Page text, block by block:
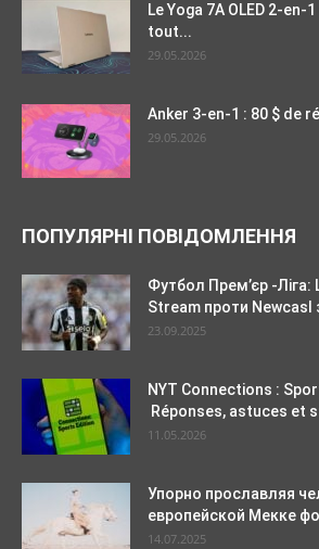
Le Yoga 7A OLED 2-en-
tout...
29.05.2026
Anker 3-en-1 : 80 $ de
29.05.2026
ПОПУЛЯРНІ ПОВІДОМЛЕННЯ
Футбол Прем’єр -Ліга:
Stream проти Newcasl
23.09.2025
NYT Connections :
Réponses, astuces et
11.05.2026
Упорно прославляя
европейской Мекке
14.07.2025